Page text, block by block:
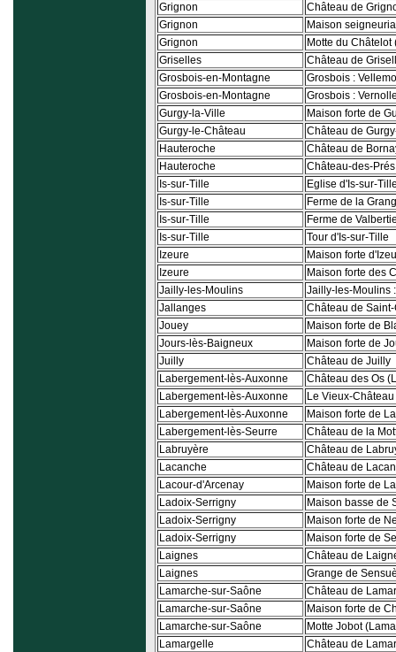
Grignon
Château de
Grignon
Maison
Grignon
Motte du Châtelot
Griselles
Château de
Grosbois-en-Montagne
Grosbois :
Grosbois-en-Montagne
Grosbois :
Gurgy-la-Ville
Maison forte de
Gurgy-le-Château
Château de
Hauteroche
Château de
Hauteroche
Château-des-
Is-sur-Tille
Eglise d'Is-sur-
Is-sur-Tille
Ferme de la
Is-sur-Tille
Ferme de
Is-sur-Tille
Tour d'Is-sur-Tille
Izeure
Maison forte
Izeure
Maison forte des
Jailly-les-Moulins
Jailly-les-Moulins
Jallanges
Château de
Jouey
Maison forte de
Jours-lès-Baigneux
Maison forte de
Juilly
Château de Juilly
Labergement-lès-Auxonne
Château des Os
Labergement-lès-Auxonne
Le Vieux-
Labergement-lès-Auxonne
Maison forte de
Labergement-lès-Seurre
Château de la
Labruyère
Château de
Lacanche
Château de
Lacour-d'Arcenay
Maison forte de
Ladoix-Serrigny
Maison basse de
Ladoix-Serrigny
Maison forte de
Ladoix-Serrigny
Maison forte de
Laignes
Château de
Laignes
Grange de
Lamarche-sur-Saône
Château de
Lamarche-sur-Saône
Maison forte de
Lamarche-sur-Saône
Motte Jobot
Lamargelle
Château de